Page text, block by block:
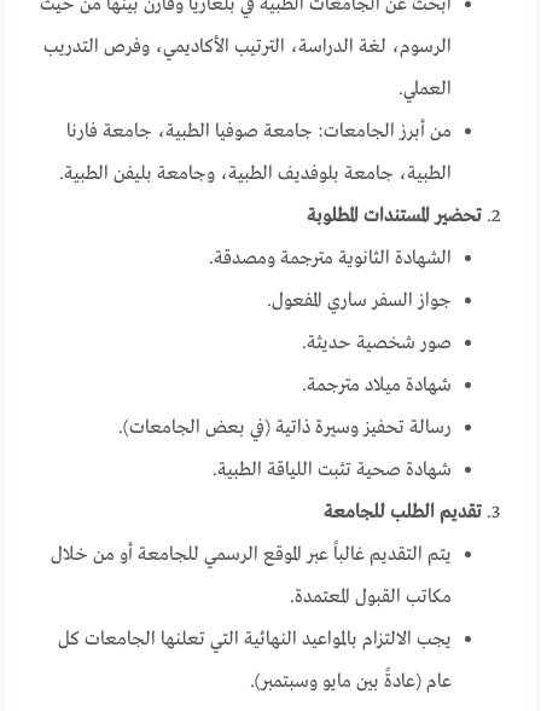
ابحث عن الجامعات الطبية في بلغاريا وقارن بينها من حيث
الرسوم، لغة الدراسة، الترتيب الأكاديمي، وفرص التدريب
العملي.
من أبرز الجامعات: جامعة صوفيا الطبية، جامعة فارنا
الطبية، جامعة بلوفديف الطبية، وجامعة بليفن الطبية.
تحضير المستندات المطلوبة
الشهادة الثانوية مترجمة ومصدقة.
جواز السفر ساري المفعول.
صور شخصية حديثة.
شهادة ميلاد مترجمة.
رسالة تحفيز وسيرة ذاتية (في بعض الجامعات).
شهادة صحية تثبت اللياقة الطبية.
تقديم الطلب للجامعة
يتم التقديم غالباً عبر الموقع الرسمي للجامعة أو من خلال
مكاتب القبول المعتمدة.
يجب الالتزام بالمواعيد النهائية التي تعلنها الجامعات كل
عام (عادةً بين مايو وسبتمبر).